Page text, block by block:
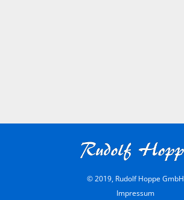
© 2019, Rudolf Hoppe GmbH
Impressum